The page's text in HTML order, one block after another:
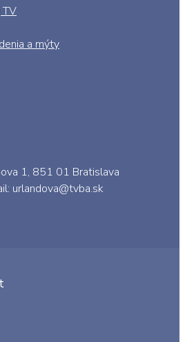
TV
a mýty
1, 851 01 Bratislava
urlandova@tvba.sk